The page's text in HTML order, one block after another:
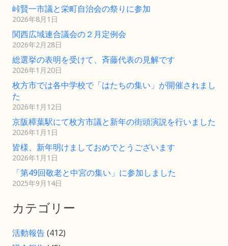
峠賢一市議と栄町自治会の祭りに参加
2026年8月1日
関西広域連合議会の２月定例会
2026年2月28日
総選挙の表明を受けて、斉藤代表の見解です
2026年1月20日
枚方市では各中学校で「はたちの集い」が開催されまし
た
2026年1月12日
京阪樟葉駅にて枚方市議と新年の街頭演説を行いました
2026年1月1日
皆様、新年明けましておめでとうございます
2026年1月1日
「第49回敬老と中宮の集い」に参加しました
2025年9月14日
カテゴリー
活動報告(412)